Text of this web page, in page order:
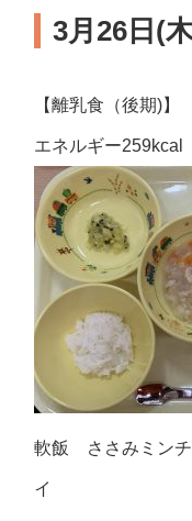
3月26日(
【離乳食（後期)】
エネルギー
軟飯 ささみミン
イ